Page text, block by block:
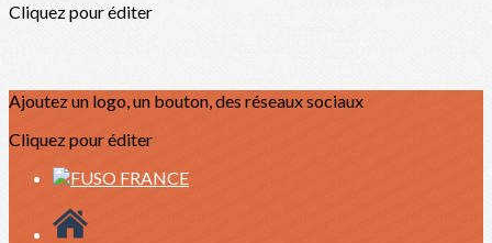
Cliquez pour éditer
Ajoutez un logo, un bouton, des réseaux sociaux
Cliquez pour éditer